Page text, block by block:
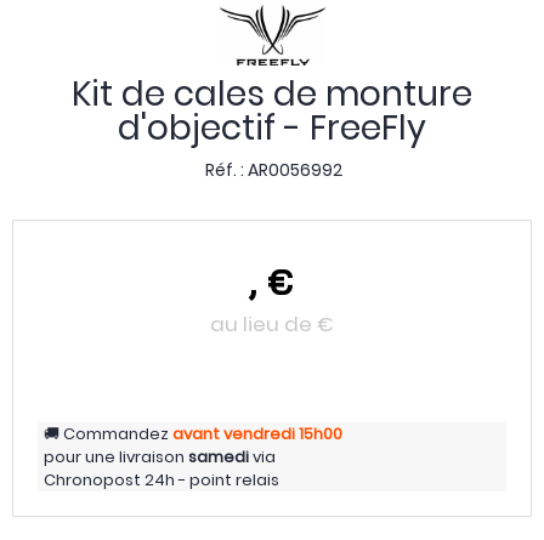
Kit de cales de monture
d'objectif - FreeFly
Réf. : AR0056992
, €
au lieu de €
Commandezavant vendredi15h00
pour une livraison samedivia
Chronopost 24h - point relais